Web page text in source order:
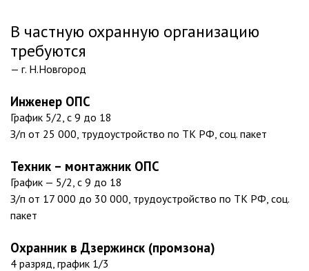
В частную охранную организацию
требуются
— г. Н.Новгород
Инженер ОПС
График 5/2, с 9 до 18
З/п от 25 000, трудоустройство по ТК РФ, соц. пакет
Техник – монтажник ОПС
График — 5/2, с 9 до 18
З/п от 17 000 до 30 000, трудоустройство по ТК РФ, соц.
пакет
Охранник в Дзержинск (промзона)
4 разряд, график 1/3